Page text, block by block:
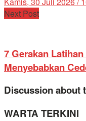
Next Post
7 Gerakan
Menyebabkan
Discussion about
WARTA TERKINI